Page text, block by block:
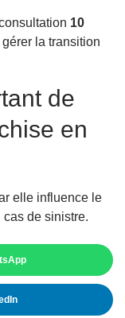
10
la transition
de
en
elle influence le
de sinistre.